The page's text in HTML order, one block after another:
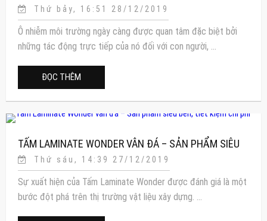
Thứ bảy, 16:51 28/12/2019
Ô nhiễm môi trường ngày càng được quan tâm đặc biệt bởi
những tác động trực tiếp của nó đối với con người, ...
ĐỌC THÊM
TẤM LAMINATE WONDER VÂN ĐÁ – SẢN PHẨM SIÊU
BỀN, TIẾT KIỆM CHI PHÍ
Thứ sáu, 14:39 27/12/2019
Sự xuất hiện của Tấm Laminate Wonder được đánh giá là một
bước đột phá trên thị trường vật liệu xây dựng. ...